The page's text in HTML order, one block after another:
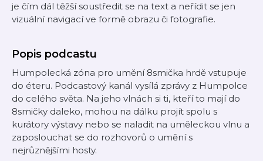
je čím dál těžší soustředit se na text a neřídit se jen
vizuální navigací ve formě obrazu či fotografie.
Popis podcastu
Humpolecká zóna pro umění 8smička hrdě vstupuje
do éteru. Podcastový kanál vysílá zprávy z Humpolce
do celého světa. Na jeho vlnách si ti, kteří to mají do
8smičky daleko, mohou na dálku projít spolu s
kurátory výstavy nebo se naladit na uměleckou vlnu a
zaposlouchat se do rozhovorů o umění s
nejrůznějšími hosty.